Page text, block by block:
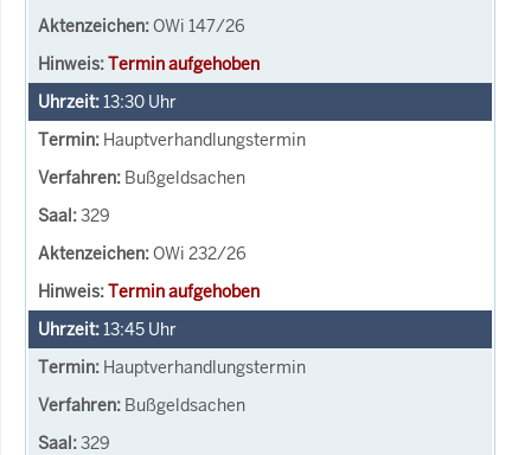
OWi 147/26
Termin aufgehoben
13:30 Uhr
Hauptverhandlungstermin
Bußgeldsachen
329
OWi 232/26
Termin aufgehoben
13:45 Uhr
Hauptverhandlungstermin
Bußgeldsachen
329